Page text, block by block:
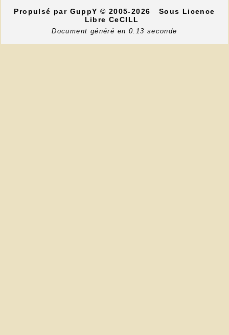
Propulsé par GuppY© 2005-2026
Sous Licence
Libre CeCILL
Document généré en 0.13 seconde